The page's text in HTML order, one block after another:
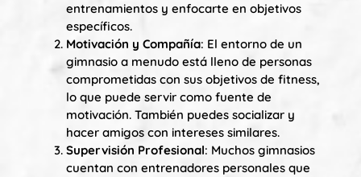
entrenamientos y enfocarte en objetivos
específicos.
Motivación y Compañía: El entorno de un
gimnasio a menudo está lleno de personas
comprometidas con sus objetivos de fitness,
lo que puede servir como fuente de
motivación. También puedes socializar y
hacer amigos con intereses similares.
Supervisión Profesional: Muchos gimnasios
cuentan con entrenadores personales que